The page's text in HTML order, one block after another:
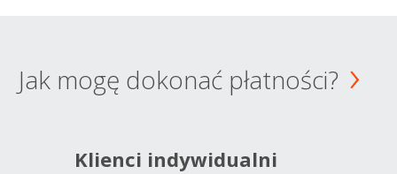
Jak mogę dokonać płatności?
Klienci indywidualni